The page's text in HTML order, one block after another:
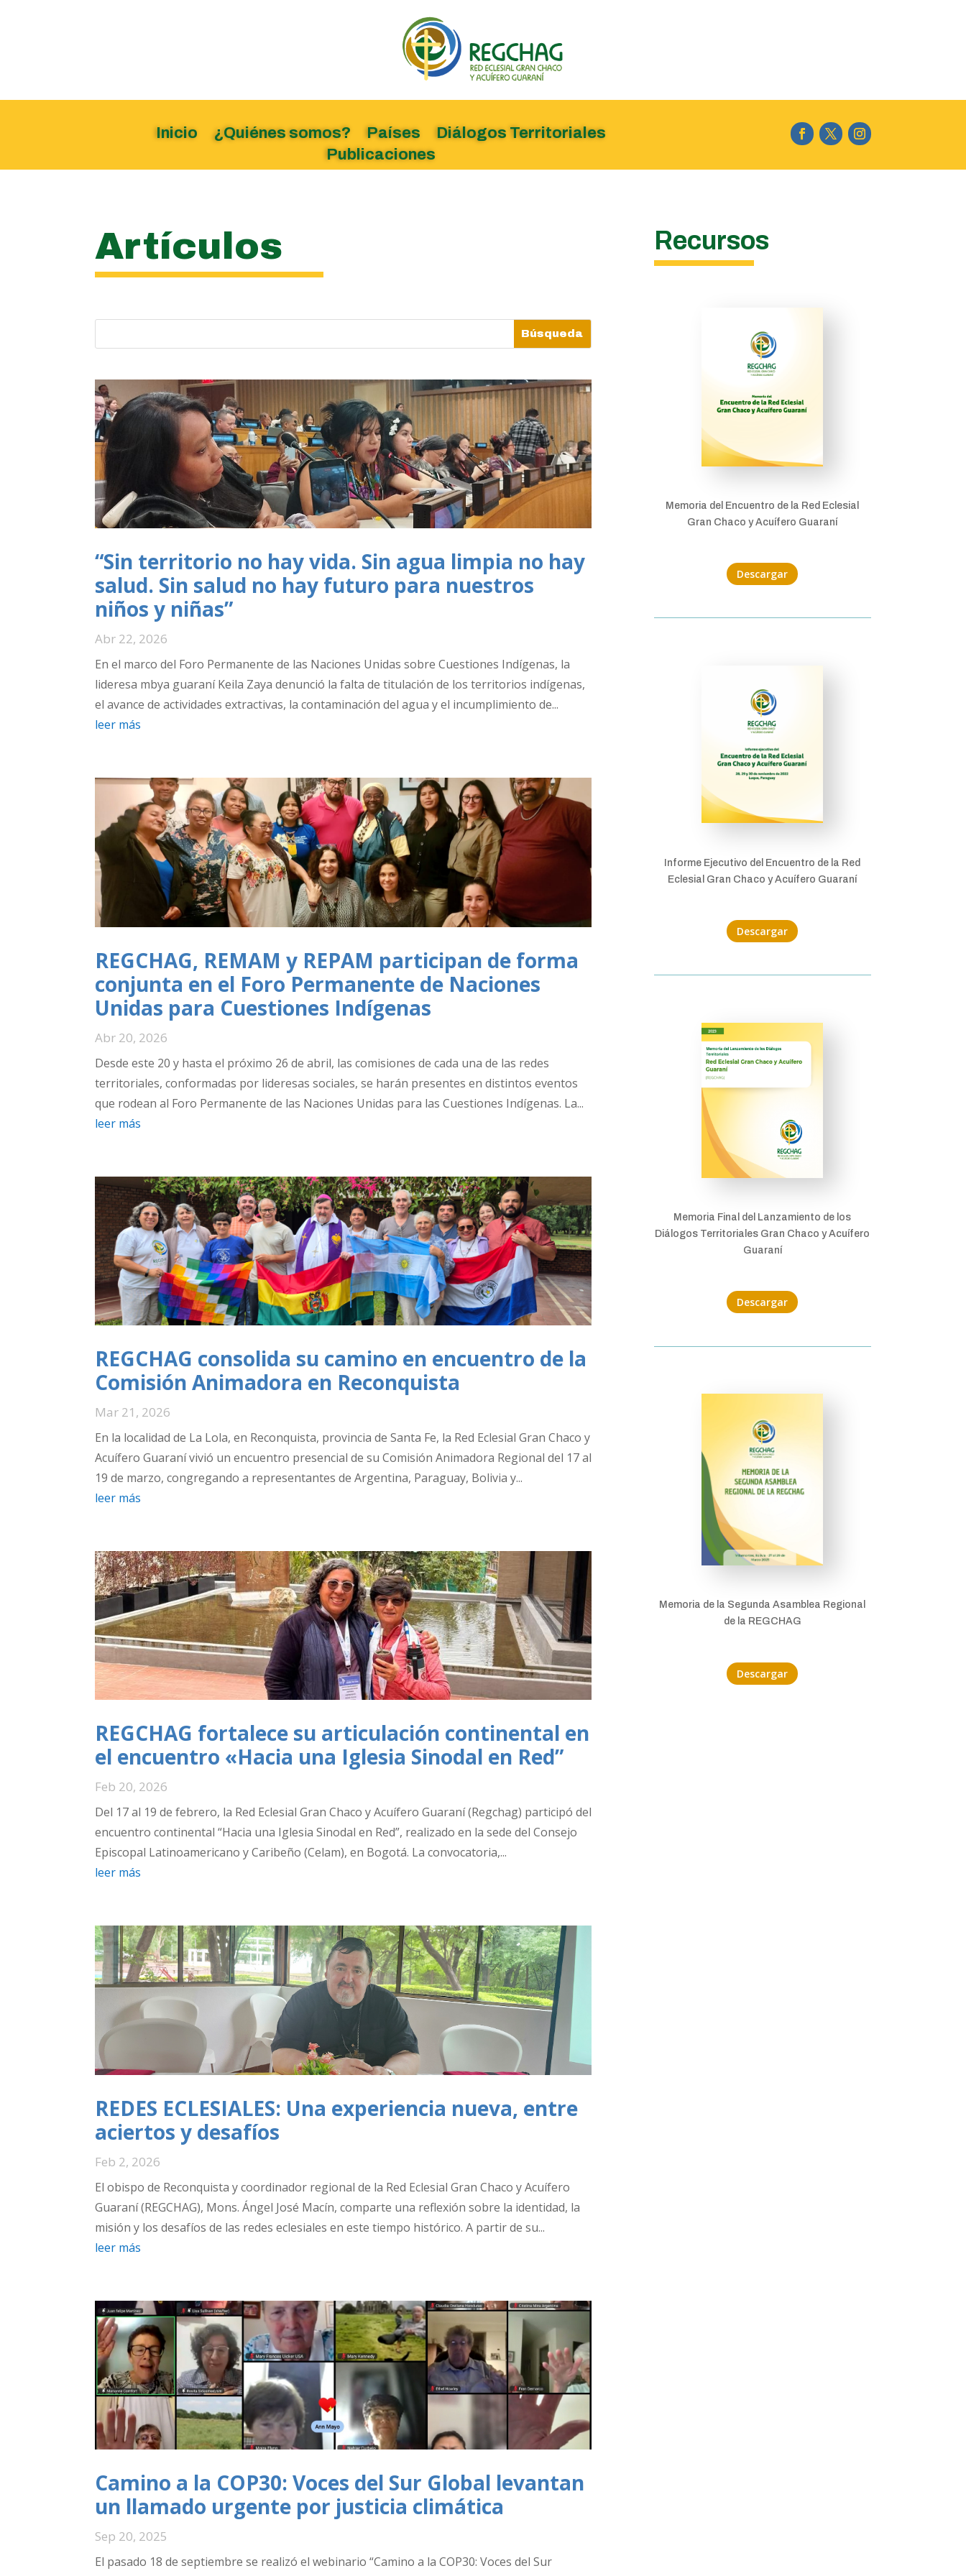
Inicio ¿Quiénes somos? Países
Diálogos Territoriales
Publicaciones
Artículos
“Sin territorio no hay vida. Sin agua limpia no hay
salud. Sin salud no hay futuro para nuestros
niños y niñas”
Abr 22, 2026
En el marco del Foro Permanente de las Naciones Unidas sobre Cuestiones Indígenas, la
lideresa mbya guaraní Keila Zaya denunció la falta de titulación de los territorios indígenas,
el avance de actividades extractivas, la contaminación del agua y el incumplimiento de...
leer más
REGCHAG, REMAM y REPAM participan de forma
conjunta en el Foro Permanente de Naciones
Unidas para Cuestiones Indígenas
Abr 20, 2026
Desde este 20 y hasta el próximo 26 de abril, las comisiones de cada una de las redes
territoriales, conformadas por lideresas sociales, se harán presentes en distintos eventos
que rodean al Foro Permanente de las Naciones Unidas para las Cuestiones Indígenas. La...
leer más
REGCHAG consolida su camino en encuentro de la
Comisión Animadora en Reconquista
Mar 21, 2026
En la localidad de La Lola, en Reconquista, provincia de Santa Fe, la Red Eclesial Gran Chaco y
Acuífero Guaraní vivió un encuentro presencial de su Comisión Animadora Regional del 17 al
19 de marzo, congregando a representantes de Argentina, Paraguay, Bolivia y...
leer más
REGCHAG fortalece su articulación continental en
el encuentro «Hacia una Iglesia Sinodal en Red”
Feb 20, 2026
Del 17 al 19 de febrero, la Red Eclesial Gran Chaco y Acuífero Guaraní (Regchag) participó del
encuentro continental “Hacia una Iglesia Sinodal en Red”, realizado en la sede del Consejo
Episcopal Latinoamericano y Caribeño (Celam), en Bogotá. La convocatoria,...
leer más
REDES ECLESIALES: Una experiencia nueva, entre
aciertos y desafíos
Feb 2, 2026
El obispo de Reconquista y coordinador regional de la Red Eclesial Gran Chaco y Acuífero
Guaraní (REGCHAG), Mons. Ángel José Macín, comparte una reflexión sobre la identidad, la
misión y los desafíos de las redes eclesiales en este tiempo histórico. A partir de su...
leer más
Camino a la COP30: Voces del Sur Global levantan
un llamado urgente por justicia climática
Sep 20, 2025
El pasado 18 de septiembre se realizó el webinario “Camino a la COP30: Voces del Sur
Recursos
Memoria del Encuentro de la Red Eclesial
Gran Chaco y Acuífero Guaraní
Descargar
Informe Ejecutivo del Encuentro de la Red
Eclesial Gran Chaco y Acuífero Guaraní
Descargar
Memoria Final del Lanzamiento de los
Diálogos Territoriales Gran Chaco y Acuífero
Guaraní
Descargar
Memoria de la Segunda Asamblea Regional
de la REGCHAG
Descargar